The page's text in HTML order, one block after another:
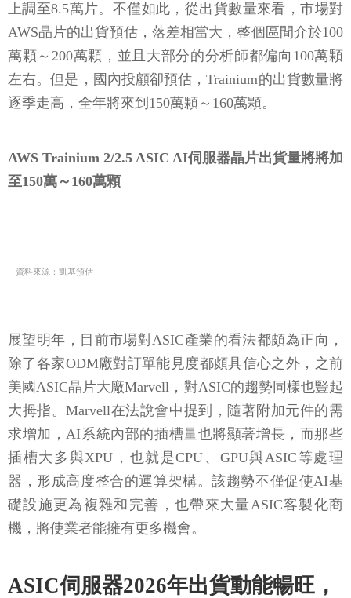
上調至8.5萬片。不僅如此，從出貨數量來看，市場對
AWS晶片的出貨預估，落差相當大，整個區間介於100
萬顆～200萬顆，並且大部分的分析師都偏向100萬顆
左右。但是，國內投顧卻預估，Trainium的出貨數量將
逐季走高，全年將來到150萬顆～160萬顆。
AWS Trainium 2/2.5 ASIC AI伺服器晶片出貨量將將加
至150萬～160萬顆
資料來源：凱基預估
展望明年，目前市場對ASIC產業的看法都頗為正向，
除了各家ODM廠對訂單能見度都頗具信心之外，之前
美國ASIC晶片大廠Marvell，對ASIC的趨勢同樣也豎起
大拇指。Marvell在法說會中提到，隨著附加元件的需
求增加，AI系統內部的插槽量也將顯著增長，而那些
插槽大多與XPU，也就是CPU、GPU與ASIC等處理
器，形成高度整合的運算架構。該趨勢不僅促使AI基
礎設施更為複雜和完善，也帶來大量ASIC客製化商
機，將使業者能擁有更多機會。
ASIC伺服器2026年出貨動能暢旺，